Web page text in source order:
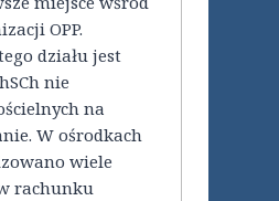
OPP.
działu jest
nie
na
W ośrodkach
wiele
rachunku